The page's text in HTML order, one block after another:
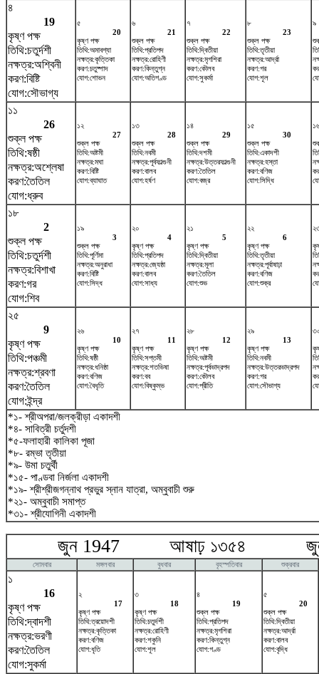
৪
19
কৃষ্ণ পক্ষ
তিথি:চতুর্দশী
নক্ষত্র:অশ্বিনী
করণ:বিষ্টি
যোগ:সৌভাগ্য
৫
20
কৃষ্ণ পক্ষ
তিথি:অমাবশ্যা
নক্ষত্র:কৃত্তিকা
করণ:চতুষ্পাদ
যোগ:শোভন
৬
21
শুক্ল পক্ষ
তিথি:প্রতিপদ
নক্ষত্র:রোহিণী
করণ:কিন্তুগ্ন
যোগ:অতিগণ্ড
৭
22
শুক্ল পক্ষ
তিথি:দ্বিতীয়া
নক্ষত্র:মৃগশিরা
করণ:কৌলব
যোগ:সুকর্মা
৮
23
শুক্ল পক্ষ
তিথি:তৃতীয়া
নক্ষত্র:আর্দ্রা
করণ:গর
যোগ:শূল
৯
১১
26
শুক্ল পক্ষ
তিথি:ষষ্ঠী
নক্ষত্র:অশ্লেষা
করণ:তৈতিল
যোগ:ধ্রুব
১২
27
শুক্ল পক্ষ
তিথি:অষ্টমী
নক্ষত্র:মঘা
করণ:বিষ্টি
যোগ:ব্যাঘাত
১৩
28
শুক্ল পক্ষ
তিথি:নবমী
নক্ষত্র:পূর্বফাল্গুনী
করণ:বালব
যোগ:হর্ষণ
১৪
29
শুক্ল পক্ষ
তিথি:দশমী
নক্ষত্র:উত্তরফাল্গুনী
করণ:তৈতিল
যোগ:বজ্র
১৫
30
শুক্ল পক্ষ
তিথি:একাদশী
নক্ষত্র:হস্তা
করণ:বণিজ
যোগ:সিদ্ধি
১৬
১৮
2
শুক্ল পক্ষ
তিথি:চতুর্দশী
নক্ষত্র:বিশাখা
করণ:গর
যোগ:শিব
১৯
3
শুক্ল পক্ষ
তিথি:পূর্ণিমা
নক্ষত্র:অনুরাধা
করণ:বিষ্টি
যোগ:সিদ্ধ
২০
4
কৃষ্ণ পক্ষ
তিথি:প্রতিপদ
নক্ষত্র:জ্যেষ্ঠা
করণ:বালব
যোগ:সাধ্য
২১
5
কৃষ্ণ পক্ষ
তিথি:দ্বিতীয়া
নক্ষত্র:মূলা
করণ:তৈতিল
যোগ:শুভ
২২
6
কৃষ্ণ পক্ষ
তিথি:তৃতীয়া
নক্ষত্র:পূর্বাষাঢ়া
করণ:বণিজ
যোগ:শুক্র
২৫
9
কৃষ্ণ পক্ষ
তিথি:পঞ্চমী
নক্ষত্র:শ্রবণা
করণ:তৈতিল
যোগ:ইন্দ্র
২৬
10
কৃষ্ণ পক্ষ
তিথি:ষষ্ঠী
নক্ষত্র:ধনিষ্ঠা
করণ:বণিজ
যোগ:বৈধৃতি
২৭
11
কৃষ্ণ পক্ষ
তিথি:সপ্তমী
নক্ষত্র:শতভিষ‌া
করণ:বব
যোগ:বিষ্কুম্ভ
২৮
12
কৃষ্ণ পক্ষ
তিথি:অষ্টমী
নক্ষত্র:পূর্বভাদ্রপদ
করণ:কৌলব
যোগ:প্রীতি
২৯
13
কৃষ্ণ পক্ষ
তিথি:নবমী
নক্ষত্র:উত্তরভাদ্রপদ
করণ:গর
যোগ:সৌভাগ্য
*১- শ্রীঅপরা/জলক্রীড়া একাদশী
*৪- সাবিত্রী চর্তুদশী
*৫-ফলাহারী কালিকা পূজা
*৮- রম্ভা তৃতীয়া
*৯- উমা চতুর্থী
*১৫- পাণ্ডবা নির্জলা একাদশী
*১৯- শ্রীশ্রীজগন্নাথ প্রভুর স্নান যাত্রা, অম্বুবাচী শুরু
*২১- অম্বুবাচী সমাপ্ত
*৩১- শ্রীযোগিনী একাদশী
জুন 1947 আষাঢ় ১৩৫৪
সোমবার মঙ্গলবার বুধবার বৃহস্পতিবার শুক্রবার
১
16
কৃষ্ণ পক্ষ
তিথি:দ্বাদশী
নক্ষত্র:ভরণী
করণ:তৈতিল
যোগ:সুকর্মা
২
17
কৃষ্ণ পক্ষ
তিথি:ত্রয়োদশী
নক্ষত্র:কৃত্তিকা
করণ:বণিজ
যোগ:ধৃতি
৩
18
কৃষ্ণ পক্ষ
তিথি:চতুর্দশী
নক্ষত্র:রোহিণী
করণ:শকুনি
যোগ:শূল
৪
19
শুক্ল পক্ষ
তিথি:প্রতিপদ
নক্ষত্র:মৃগশিরা
করণ:কিন্তুগ্ন
যোগ:গণ্ড
৫
20
শুক্ল পক্ষ
তিথি:দ্বিতীয়া
নক্ষত্র:আর্দ্রা
করণ:বালব
যোগ:বৃদ্ধি